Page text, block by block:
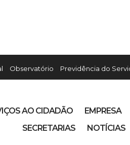
Observatório Previdência do
AO CIDADÃO EMPRESA
SECRETARIAS
NOTÍCIAS